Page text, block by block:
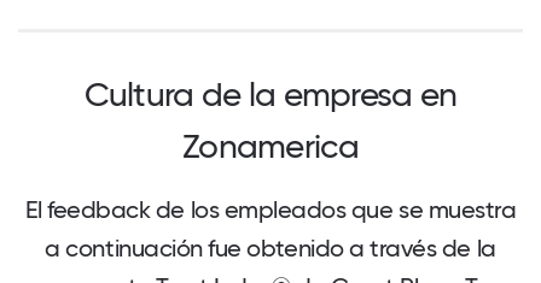
Cultura de la empresa en
Zonamerica
El feedback de los empleados que se muestra
a continuación fue obtenido a través de la